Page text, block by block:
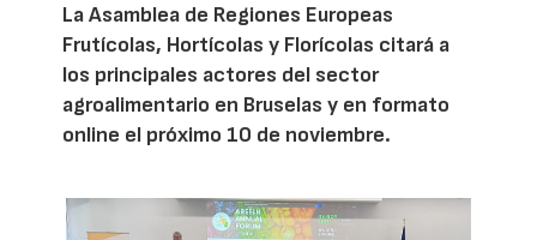
La Asamblea de Regiones Europeas
Frutícolas, Hortícolas y Florícolas citará a
los principales actores del sector
agroalimentario en Bruselas y en formato
online el próximo 10 de noviembre.